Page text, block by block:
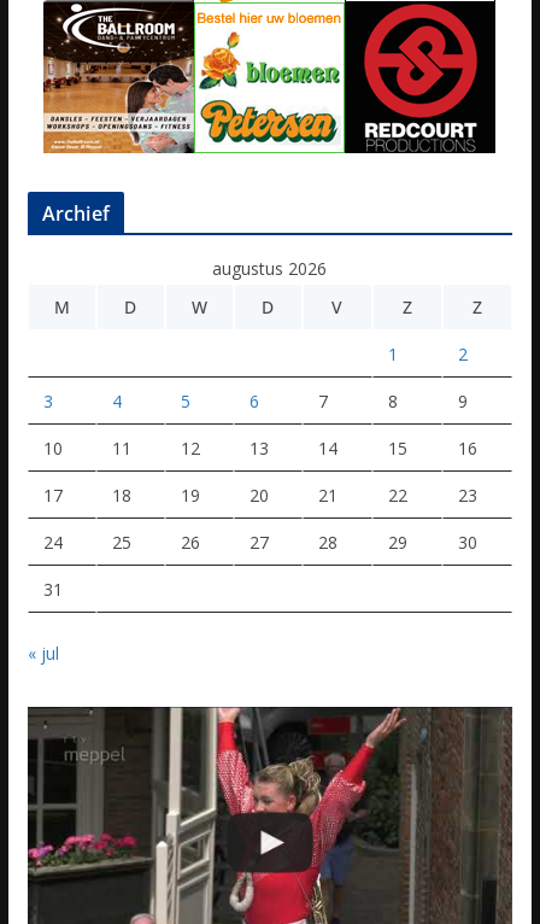
Archief
augustus 2026
M
D W D V Z Z
1 2
3 4 5 6 7 8 9
10 11 12 13 14 15 16
17 18 19 20 21 22 23
24 25 26 27 28 29 30
31
« jul